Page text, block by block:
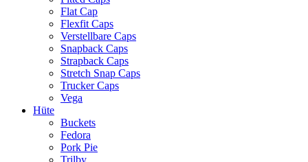
Flat Cap
Flexfit Caps
Verstellbare Caps
Snapback Caps
Strapback Caps
Stretch Snap Caps
Trucker Caps
Vega
Hüte
Buckets
Fedora
Pork Pie
Trilby